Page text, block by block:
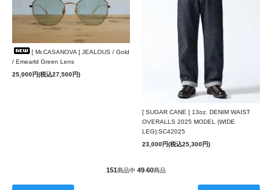
[ Mr.CASANOVA ] JEALOUS / Gold
/ Emearld Green Lens
25,000円(税込27,500円)
[ SUGAR CANE ] 13oz. DENIM WAIST
OVERALLS 2025 MODEL (WIDE
LEG):SC42025
23,000円(税込25,300円)
151商品中 49-60商品